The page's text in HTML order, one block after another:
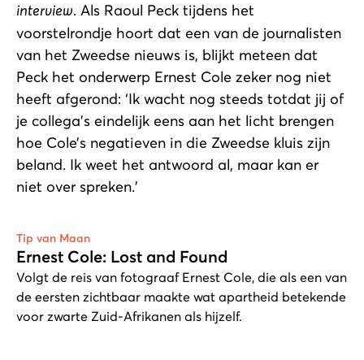
interview. Als Raoul Peck tijdens het
voorstelrondje hoort dat een van de journalisten
van het Zweedse nieuws is, blijkt meteen dat
Peck het onderwerp Ernest Cole zeker nog niet
heeft afgerond: ‘Ik wacht nog steeds totdat jij of
je collega’s eindelijk eens aan het licht brengen
hoe Cole’s negatieven in die Zweedse kluis zijn
beland. Ik weet het antwoord al, maar kan er
niet over spreken.’
Tip van Maan
Ernest Cole: Lost and Found
Volgt de reis van fotograaf Ernest Cole, die als een van
de eersten zichtbaar maakte wat apartheid betekende
voor zwarte Zuid-Afrikanen als hijzelf.